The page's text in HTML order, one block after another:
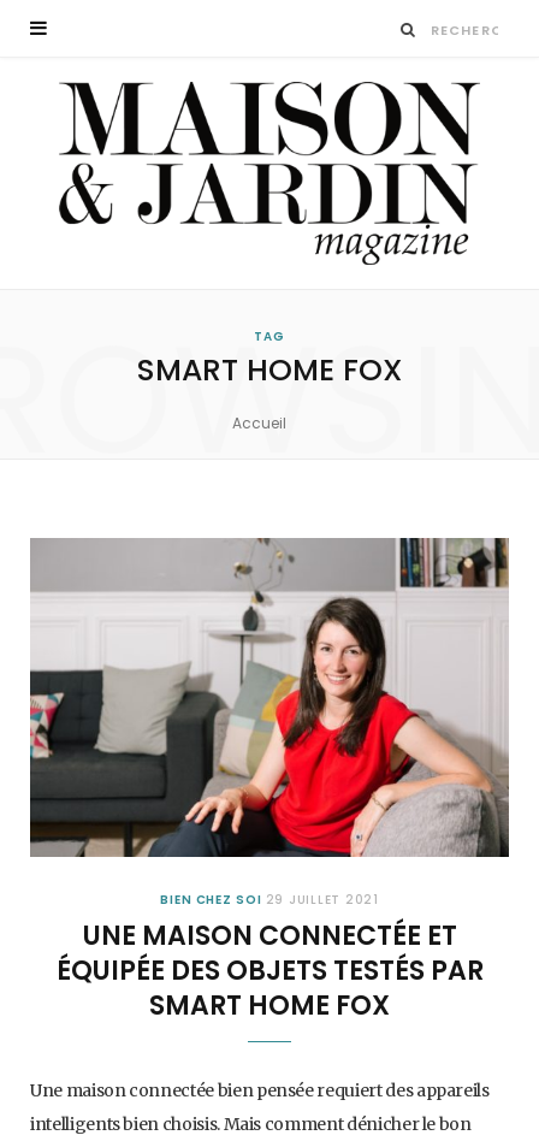
TAG
SMART HOME FOX
Accueil
BIEN CHEZ SOI 29 JUILLET 2021
UNE MAISON CONNECTÉE ET
ÉQUIPÉE DES OBJETS TESTÉS PAR
SMART HOME FOX
Une maison connectée bien pensée requiert des appareils
intelligents bien choisis. Mais comment dénicher le bon